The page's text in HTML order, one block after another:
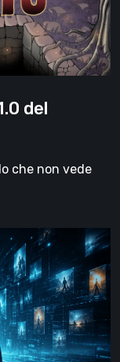
del
che non vede